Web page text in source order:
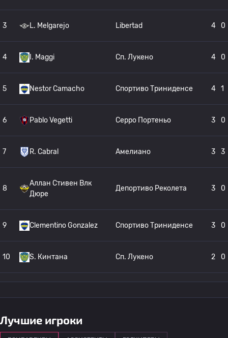
3 L. Melgarejo Libertad 4 0
4 I. Maggi Сп. Лукено 4 0
5 Nestor Camacho Спортиво Триниденсе 4 1
6 Pablo Vegetti Серро Портеньо 3 0
7 R. Cabral Амелиано 3 3
8
Аллан Стивен Влк
Дюре
Депортиво Реколета 3 0
9 Clementino Gonzalez Спортиво Триниденсе 3 0
10 S. Кинтана Сп. Лукено 2 0
Кастильо
12
Альдо Вальмор
Депортиво Реколета
Лучшие игроки